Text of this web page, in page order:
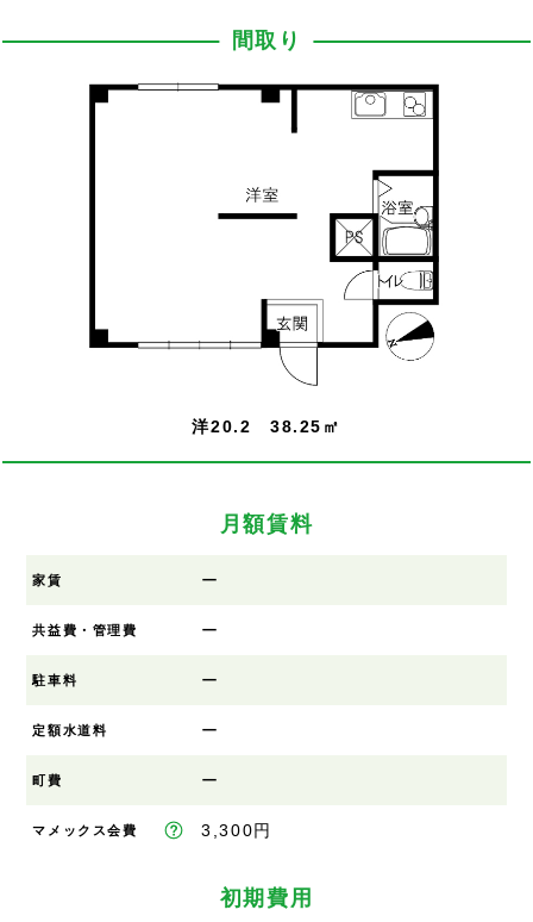
間取り
洋20.2 38.25㎡
月額賃料
家賃 ー
共益費・管理費 ー
駐車料 ー
定額水道料 ー
町費 ー
マメックス会費 3,300円
初期費用